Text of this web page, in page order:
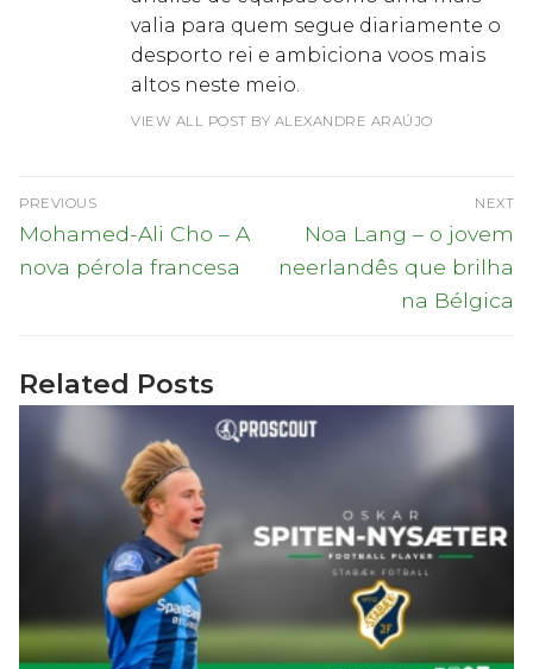
valia para quem segue diariamente o
desporto rei e ambiciona voos mais
altos neste meio.
VIEW ALL POST BY ALEXANDRE ARAÚJO
Navegação
de
artigos
PREVIOUS
Previous
post:
Mohamed-Ali Cho – A
nova pérola francesa
NEXT
Next
post:
Noa Lang – o jovem
neerlandês que brilha
na Bélgica
Related Posts